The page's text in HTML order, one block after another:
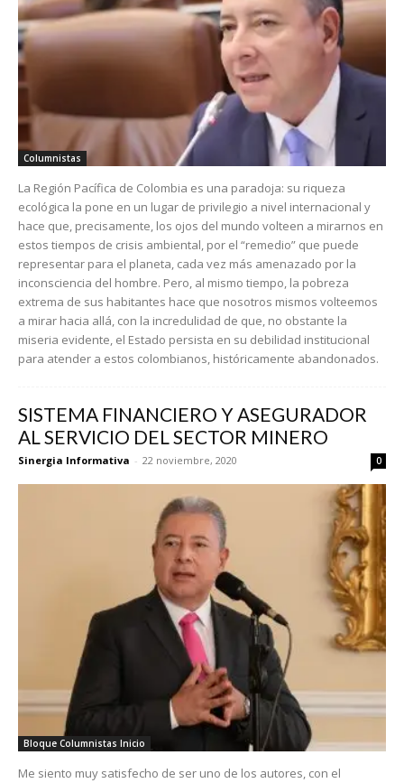
Columnistas
La Región Pacífica de Colombia es una paradoja: su riqueza
ecológica la pone en un lugar de privilegio a nivel internacional y
hace que, precisamente, los ojos del mundo volteen a mirarnos en
estos tiempos de crisis ambiental, por el “remedio” que puede
representar para el planeta, cada vez más amenazado por la
inconsciencia del hombre. Pero, al mismo tiempo, la pobreza
extrema de sus habitantes hace que nosotros mismos volteemos
a mirar hacia allá, con la incredulidad de que, no obstante la
miseria evidente, el Estado persista en su debilidad institucional
para atender a estos colombianos, históricamente abandonados.
SISTEMA FINANCIERO Y ASEGURADOR
AL SERVICIO DEL SECTOR MINERO
Sinergia Informativa - 22 noviembre, 2020 0
Bloque Columnistas Inicio
Me siento muy satisfecho de ser uno de los autores, con el